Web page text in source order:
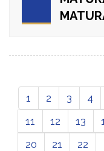
1 2 3 4
11
12 13
20
21 22